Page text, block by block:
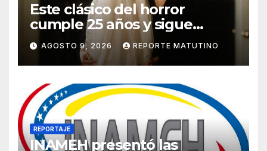
Este clásico del horror
cumple 25 años y sigue
siendo estupendo (y lo
puedes ver en Netflix)
AGOSTO 9, 2026 REPORTE MATUTINO
REPORTAJE
INAMEH presentó las